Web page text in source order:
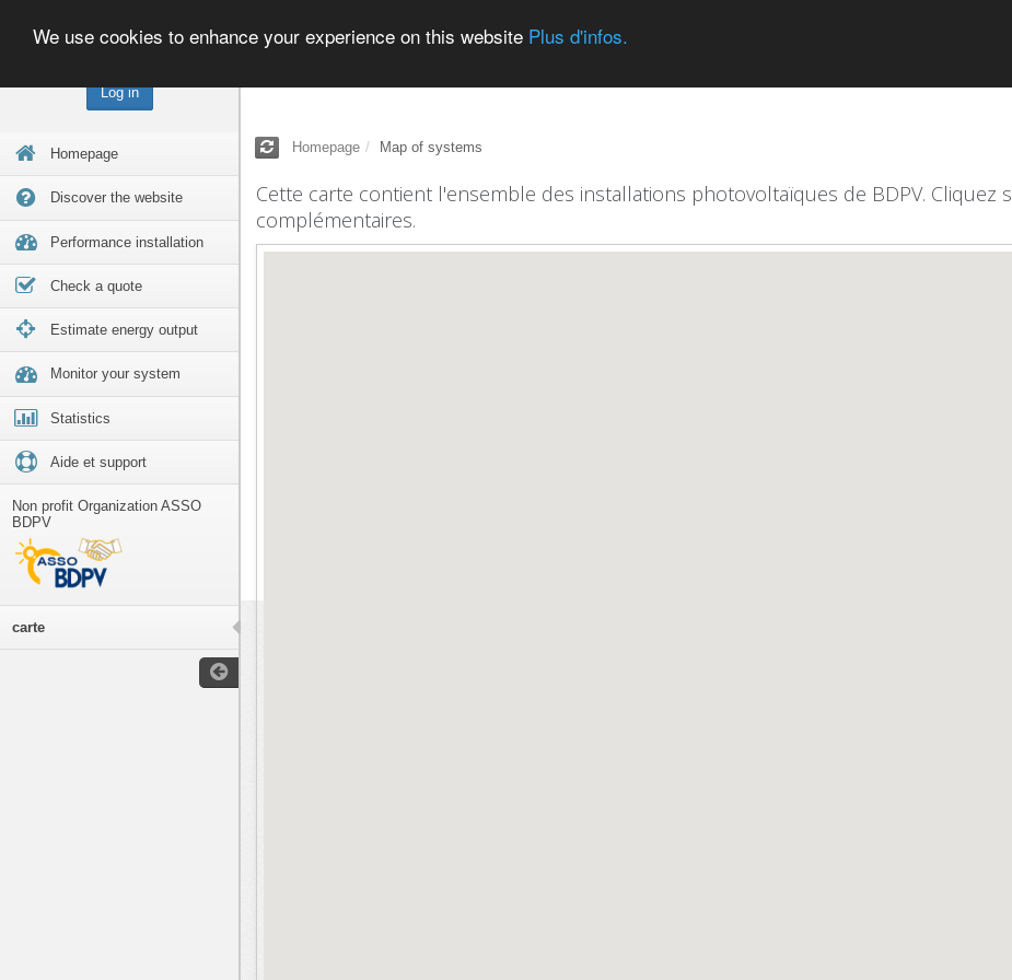
Log in
Homepage
Discover the website
Performance installation
Check a quote
Estimate energy output
Monitor your system
Statistics
Aide et support
Non profit Organization ASSO
BDPV
carte
We use cookies to enhance your experience on this website Plus d'infos.
Homepage Map of systems
Cette carte contient l'ensemble des installations photovoltaïques de BDPV.
complémentaires.